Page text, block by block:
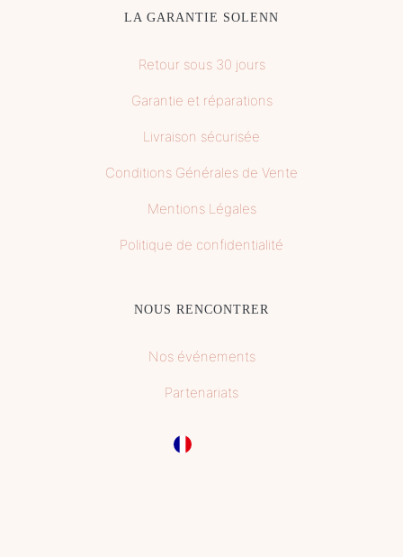
LA GARANTIE SOLENN
Retour sous 30 jours
Garantie et réparations
Livraison sécurisée
Conditions Générales de Vente
Mentions Légales
Politique de confidentialité
NOUS RENCONTRER
Nos événements
Partenariats